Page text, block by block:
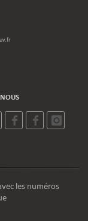
les numéros